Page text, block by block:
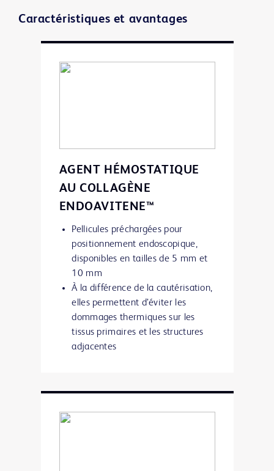
Caractéristiques et avantages
AGENT HÉMOSTATIQUE
AU COLLAGÈNE
ENDOAVITENE™
Pellicules préchargées pour
positionnement endoscopique,
disponibles en tailles de 5 mm et
10 mm
À la différence de la cautérisation,
elles permettent d’éviter les
dommages thermiques sur les
tissus primaires et les structures
adjacentes